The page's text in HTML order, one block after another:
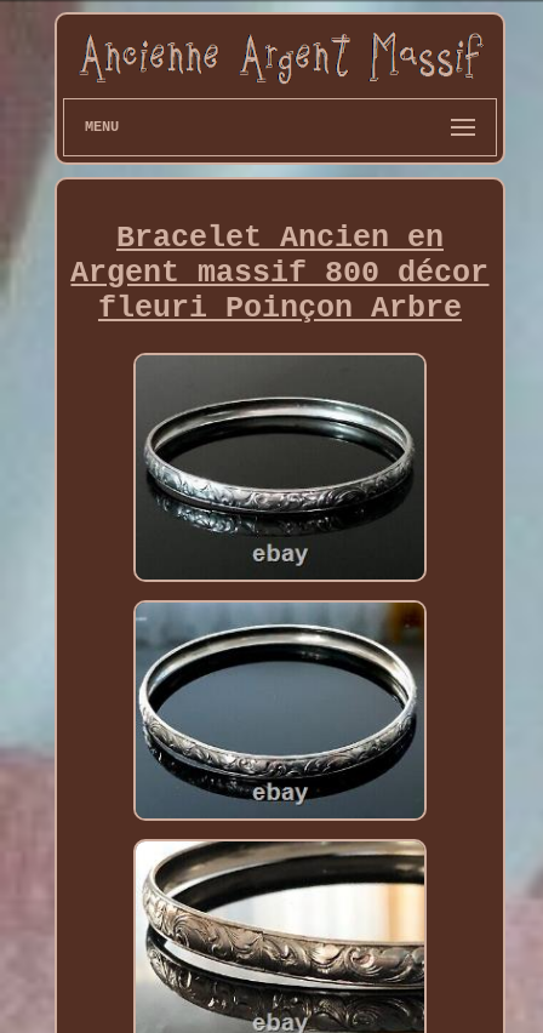
MENU
Bracelet Ancien en
Argent massif 800 décor
fleuri Poinçon Arbre